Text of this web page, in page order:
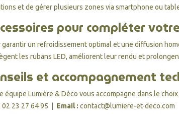
et de gérer plusieurs zones via smartphone ou
pour compléter
garantir un refroidissement optimal et une diffusion
les rubans LED, améliorent leur rendu et
et accompagnement
équipe Lumière & Déco vous accompagne dans le
02 23 27 64 95 Email : contact@lumiere-et-deco.com